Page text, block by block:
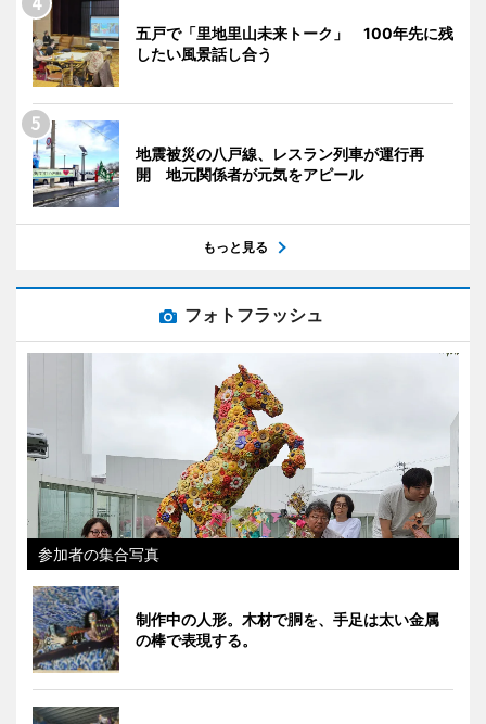
五戸で「里地里山未来トーク」 100年先に残
したい風景話し合う
地震被災の八戸線、レスラン列車が運行再
開 地元関係者が元気をアピール
もっと見る
フォトフラッシュ
参加者の集合写真
制作中の人形。木材で胴を、手足は太い金属
の棒で表現する。